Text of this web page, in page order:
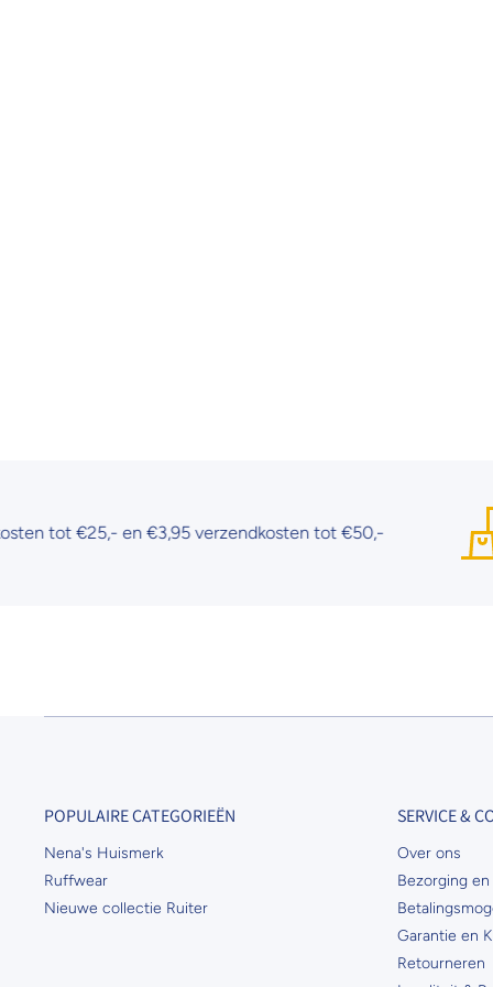
€25,- en €3,95 verzendkosten tot €50,-
POPULAIRE CATEGORIEËN
Nena's Huismerk
Ruffwear
Nieuwe collectie Ruiter
SERVICE &
Over ons
Bezorging
Garantie en
Retourneren